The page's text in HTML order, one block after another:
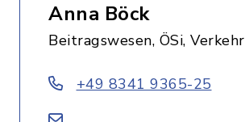
Anna Böck
Beitragswesen, ÖSi, Verkehr
+49 8341 9365-25